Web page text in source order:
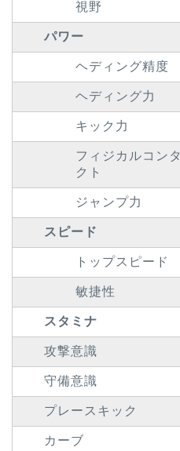
視野
パワー
ヘディング精度
ヘディング力
キック力
フィジカルコンタ
クト
ジャンプ力
スピード
トップスピード
敏捷性
スタミナ
攻撃意識
守備意識
プレースキック
カーブ